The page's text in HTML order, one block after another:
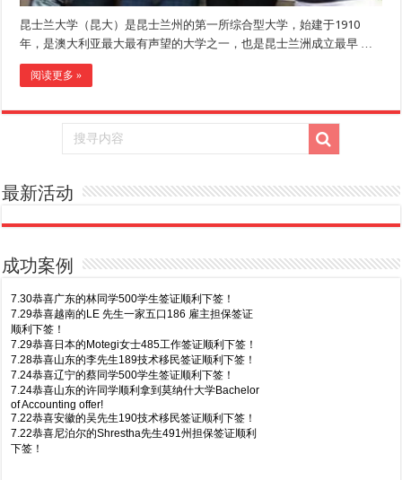
昆士兰大学（昆大）是昆士兰州的第一所综合型大学，始建于1910
年，是澳大利亚最大最有声望的大学之一，也是昆士兰洲成立最早 …
阅读更多 »
最新活动
成功案例
7.30恭喜广东的林同学500学生签证顺利下签！
7.29恭喜越南的LE 先生一家五口186 雇主担保签证
顺利下签！
7.29恭喜日本的Motegi女士485工作签证顺利下签！
7.28恭喜山东的李先生189技术移民签证顺利下签！
7.24恭喜辽宁的蔡同学500学生签证顺利下签！
7.24恭喜山东的许同学顺利拿到莫纳什大学Bachelor
of Accounting offer!
7.22恭喜安徽的吴先生190技术移民签证顺利下签！
7.22恭喜尼泊尔的Shrestha先生491州担保签证顺利
下签！